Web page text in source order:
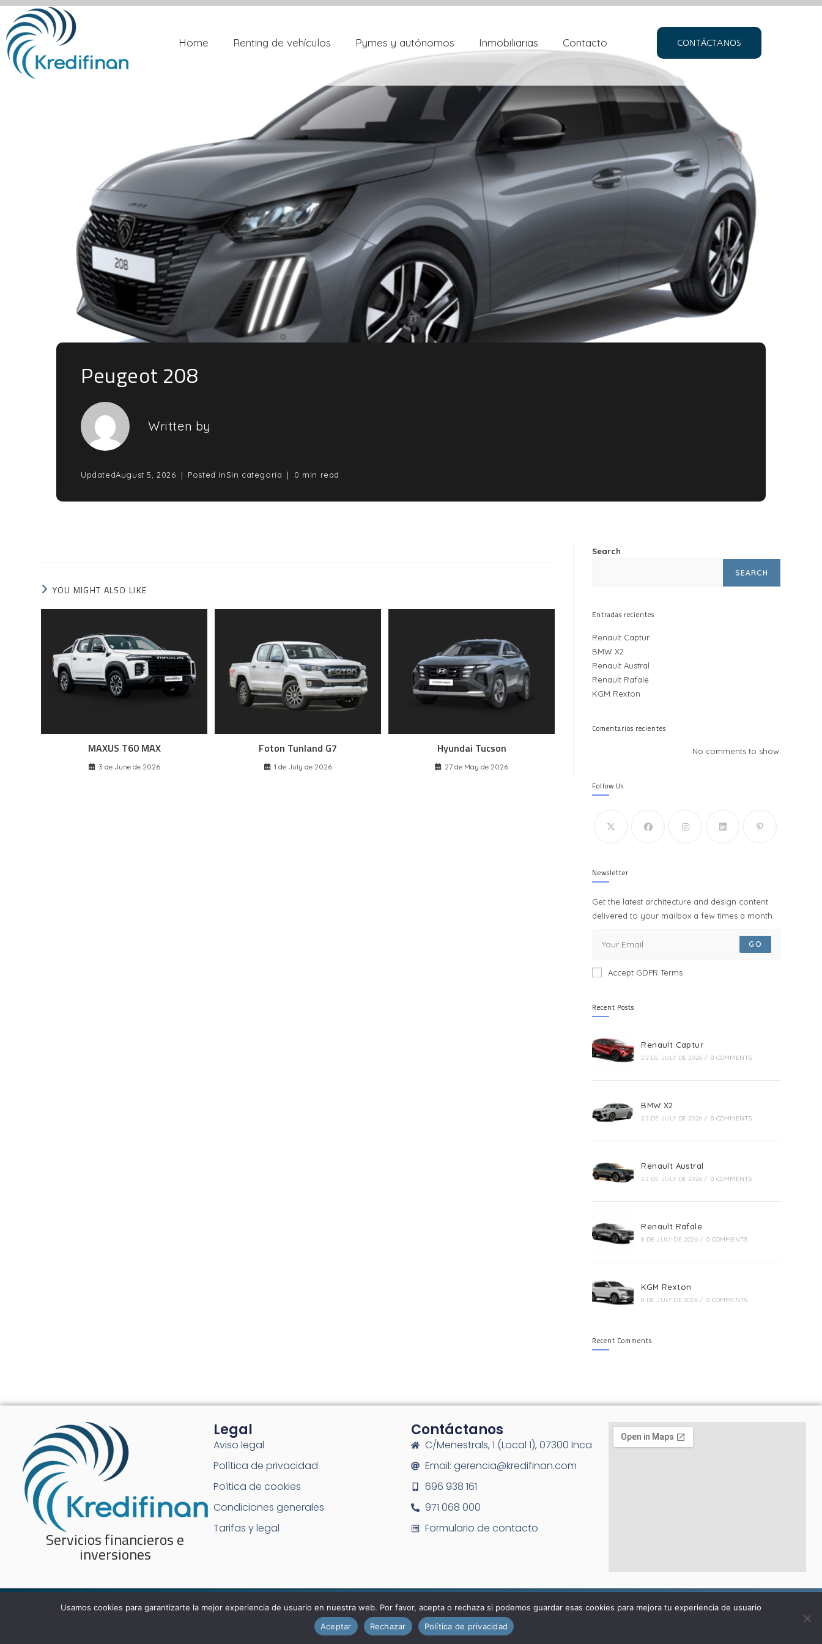
Home Renting de vehículos Pymes y autónomos Inmobiliarias Contacto CONTÁCTANOS
Peugeot 208
Written by
UpdatedAugust 5, 2026 Posted inSin categoría 0 min read
YOU MIGHT ALSO LIKE
MAXUS T60 MAX
3 de June de 2026
Foton Tunland G7
1 de July de 2026
Hyundai Tucson
27 de May de 2026
Search
SEARCH
Entradas recientes
Renault Captur
BMW X2
Renault Austral
Renault Rafale
KGM Rexton
Comentarios recientes
No comments to show.
Follow Us
Newsletter
Get the latest architecture and design content
delivered to your mailbox a few times a month.
GO
Accept GDPR Terms
Recent Posts
Renault Captur
22 DE JULY DE 2026 / 0 COMMENTS
BMW X2
22 DE JULY DE 2026 / 0 COMMENTS
Renault Austral
22 DE JULY DE 2026 / 0 COMMENTS
Renault Rafale
8 DE JULY DE 2026 / 0 COMMENTS
KGM Rexton
8 DE JULY DE 2026 / 0 COMMENTS
Recent Comments
Servicios financieros e
inversiones
Legal
Aviso legal
Política de privacidad
Poítica de cookies
Condiciones generales
Tarifas y legal
Contáctanos
C/Menestrals, 1 (Local 1), 07300 Inca
Email: gerencia@kredifinan.com
696 938 161
971 068 000
Formulario de contacto
© Kredifinan 2025.
Designed & Powered byPI Marketing
Usamos cookies para garantizarte la mejor experiencia de usuario en nuestra web. Por favor, acepta o rechaza si podemos guardar esas cookies para mejora tu experiencia de usuario
Aceptar
Rechazar Política de privacidad